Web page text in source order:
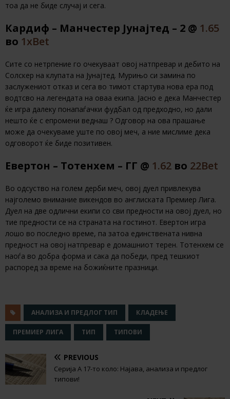
тоа да не биде случај и сега.
Кардиф – Манчестер Јунајтед – 2 @ 1.65
во 1хBet
Сите со нетрпение го очекуваат овој натпревар и дебито на
Солскер на клупата на Јунајтед. Мурињо си замина по
заслужениот отказ и сега во тимот стартува нова ера под
водтсво на легендата на оваа екипа. Јасно е дека Манчестер
ќе игра далеку понапаѓачки фудбал од предходно, но дали
нешто ќе с епромени веднаш ? Одговор на ова прашање
може да очекуваме уште по овој меч, а ние мислиме дека
одговорот ќе биде позитивен.
Евертон – Тотенхем – ГГ @ 1.62 во 22Bet
Во одсуство на голем дерби меч, овој дуел привлекува
најголемо внимание викендов во англиската Премиер Лига.
Дуел на две одлични екипи со сви предности на овој дуел, но
тие предности се на страната на гостинот. Евертон игра
лошо во последно време, па затоа единствената нивна
предност на овој натпревар е домашниот терен. Тотенхем се
наоѓа во добра форма и сака да победи, пред тешкиот
распоред за време на божиќните празници.
АНАЛИЗА И ПРЕДЛОГ ТИП КЛАДЕЊЕ
ПРЕМИЕР ЛИГА ТИП ТИПОВИ
PREVIOUS
Серија А 17-то коло: Најава, анализа и предлог
типови!